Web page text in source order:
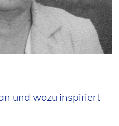
und wozu inspiriert